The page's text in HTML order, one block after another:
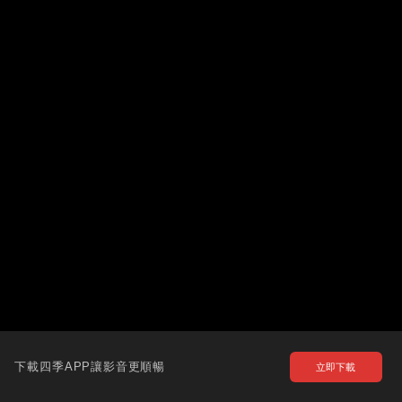
下載四季APP讓影音更順暢 立即下載